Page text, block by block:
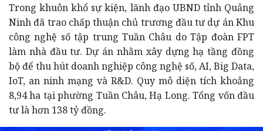
Trong khuôn khổ sự kiện, lãnh đạo UBND tỉnh Quảng
Ninh đã trao chấp thuận chủ trương đầu tư dự án Khu
công nghệ số tập trung Tuần Châu do Tập đoàn FPT
làm nhà đầu tư. Dự án nhằm xây dựng hạ tầng đồng
bộ để thu hút doanh nghiệp công nghệ số, AI, Big Data,
IoT, an ninh mạng và R&D. Quy mô diện tích khoảng
8,94 ha tại phường Tuần Châu, Hạ Long. Tổng vốn đầu
tư là hơn 138 tỷ đồng.